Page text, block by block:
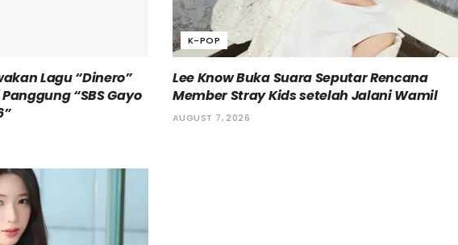
Lagu “Dinero”
“SBS Gayo
K-POP
Lee Know Buka Suara Seputar Rencana
Member Stray Kids setelah Jalani Wamil
AUGUST 7, 2026